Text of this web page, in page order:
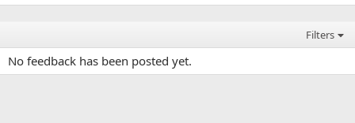
Filters
No feedback has been posted yet.